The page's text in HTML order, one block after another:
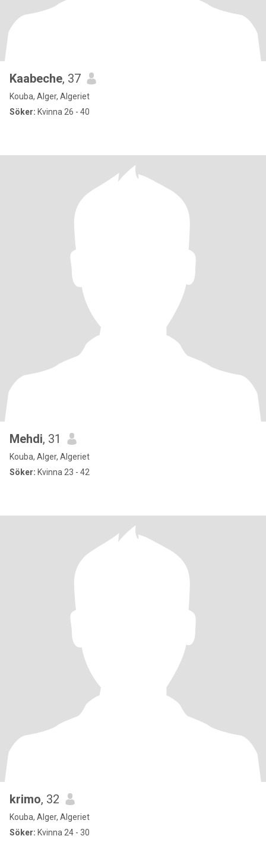
Kaabeche, 37
Kouba, Alger, Algeriet
Söker: Kvinna 26 - 40
Mehdi, 31
Kouba, Alger, Algeriet
Söker: Kvinna 23 - 42
krimo, 32
Kouba, Alger, Algeriet
Söker: Kvinna 24 - 30